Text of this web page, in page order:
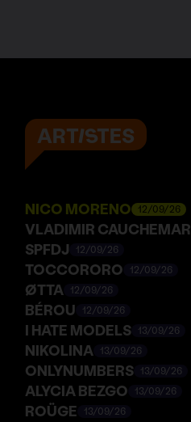
ARTISTES
NICO MORENO 12/09/26
VLADIMIR CAUCHEMAR
SPFDJ 12/09/26
TOCCORORO 12/09/26
ØTTA 12/09/26
BÉROU 12/09/26
I HATE MODELS 13/09/26
NIKOLINA 13/09/26
ONLYNUMBERS 13/09/26
ALYCIA BEZGO 13/09/26
ROÜGE 13/09/26